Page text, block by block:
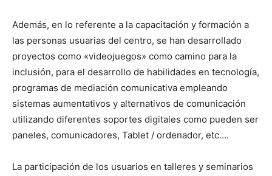
Además, en lo referente a la capacitación y formación a
las personas usuarias del centro, se han desarrollado
proyectos como «videojuegos» como camino para la
inclusión, para el desarrollo de habilidades en tecnología,
programas de mediación comunicativa empleando
sistemas aumentativos y alternativos de comunicación
utilizando diferentes soportes digitales como pueden ser
paneles, comunicadores, Tablet / ordenador, etc….
La participación de los usuarios en talleres y seminarios